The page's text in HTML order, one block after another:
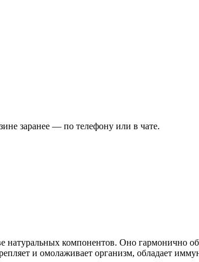
заранее — по телефону или в чате.
компонентов. Оно гармонично
и омолаживает организм, обладает